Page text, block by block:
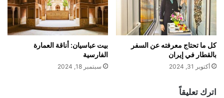
كل ما تحتاج معرفته عن السفر
بالقطار في إيران
أكتوبر 31, 2024
بيت عباسيان: أناقة العمارة
الفارسية
سبتمبر 18, 2024
اترك تعليقاً